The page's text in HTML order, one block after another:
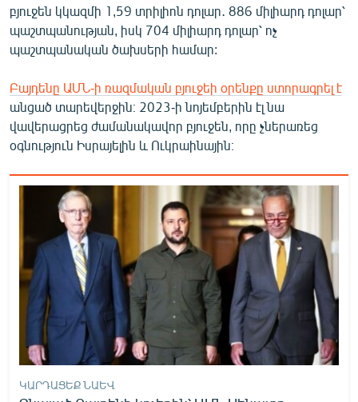
«Ազատության» բոլոր կայքերը
բյուջեն կկազմի 1,59 տրիլիոն դոլար․ 886 միլիարդ դոլար՝
պաշտպանության, իսկ 704 միլիարդ դոլար՝ ոչ
պաշտպանական ծախսերի համար:
Բայդենը ԱՄՆ-ի ռազմական բյուջեի օրենքը ստորագրել է
անցած տարեվերջին։ 2023-ի նոյեմբերին էլ նա
վավերացրեց ժամանակավոր բյուջեն, որը չներառեց
օգնություն Իսրայելին և Ուկրաինային։
ԿԱՐԴԱՑԵՔ ՆԱԵՎ